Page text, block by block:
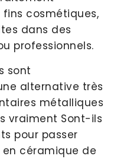
cosmétiques,
dans des
professionnels.
sont
alternative très
métalliques
vraiment Sont-ils
pour passer
céramique de